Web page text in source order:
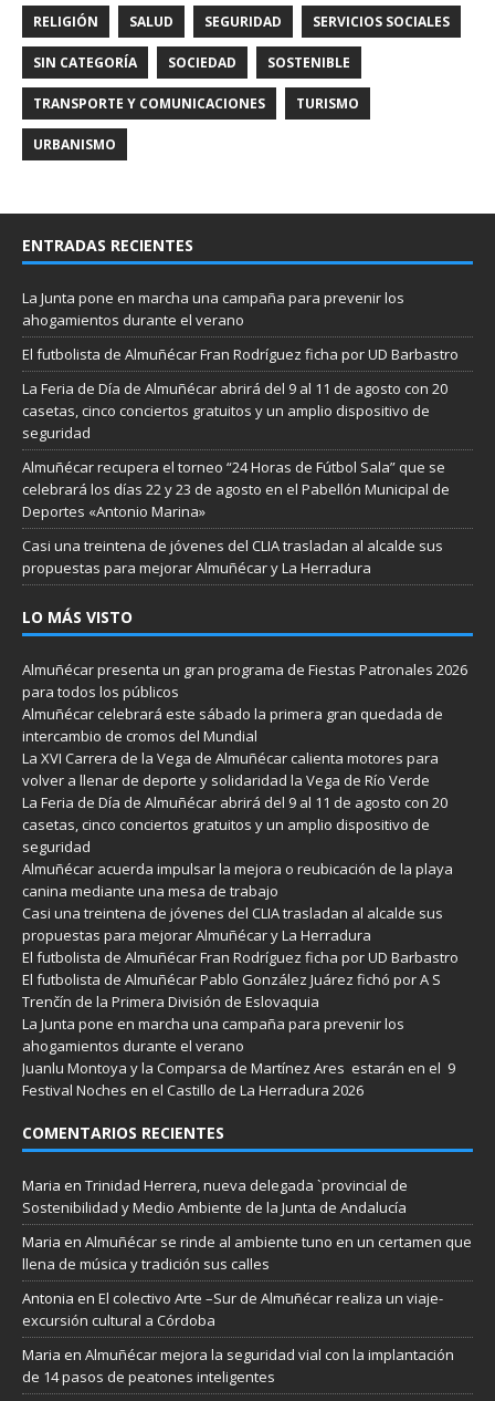
RELIGIÓN SALUD SEGURIDAD SERVICIOS SOCIALES
SIN CATEGORÍA SOCIEDAD SOSTENIBLE
TRANSPORTE Y COMUNICACIONES TURISMO
URBANISMO
ENTRADAS RECIENTES
La Junta pone en marcha una campaña para prevenir los
ahogamientos durante el verano
El futbolista de Almuñécar Fran Rodríguez ficha por UD Barbastro
La Feria de Día de Almuñécar abrirá del 9 al 11 de agosto con 20
casetas, cinco conciertos gratuitos y un amplio dispositivo de
seguridad
Almuñécar recupera el torneo “24 Horas de Fútbol Sala” que se
celebrará los días 22 y 23 de agosto en el Pabellón Municipal de
Deportes «Antonio Marina»
Casi una treintena de jóvenes del CLIA trasladan al alcalde sus
propuestas para mejorar Almuñécar y La Herradura
LO MÁS VISTO
Almuñécar presenta un gran programa de Fiestas Patronales 2026
para todos los públicos
Almuñécar celebrará este sábado la primera gran quedada de
intercambio de cromos del Mundial
La XVI Carrera de la Vega de Almuñécar calienta motores para
volver a llenar de deporte y solidaridad la Vega de Río Verde
La Feria de Día de Almuñécar abrirá del 9 al 11 de agosto con 20
casetas, cinco conciertos gratuitos y un amplio dispositivo de
seguridad
Almuñécar acuerda impulsar la mejora o reubicación de la playa
canina mediante una mesa de trabajo
Casi una treintena de jóvenes del CLIA trasladan al alcalde sus
propuestas para mejorar Almuñécar y La Herradura
El futbolista de Almuñécar Fran Rodríguez ficha por UD Barbastro
El futbolista de Almuñécar Pablo González Juárez fichó por A S
Trenčín de la Primera División de Eslovaquia
La Junta pone en marcha una campaña para prevenir los
ahogamientos durante el verano
Juanlu Montoya y la Comparsa de Martínez Ares estarán en el 9
Festival Noches en el Castillo de La Herradura 2026
COMENTARIOS RECIENTES
Maria en Trinidad Herrera, nueva delegada `provincial de
Sostenibilidad y Medio Ambiente de la Junta de Andalucía
Maria en Almuñécar se rinde al ambiente tuno en un certamen que
llena de música y tradición sus calles
Antonia en El colectivo Arte –Sur de Almuñécar realiza un viaje-
excursión cultural a Córdoba
Maria en Almuñécar mejora la seguridad vial con la implantación
de 14 pasos de peatones inteligentes